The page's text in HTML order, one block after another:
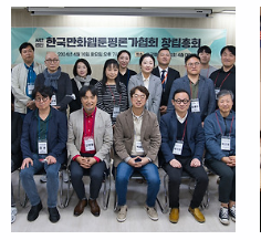
안 등 실무형 자문 기구로서 중추적인
역할을 수행하게 ..
술일까. 아무렇게 마구 그린 그림
을 AI가 유명 작가의 화풍으로 바꿔
준다면. 고전 명작을 AI가 재해석하면
어떤 모습일까.AI가 몰고 온 콘텐츠
산업의 변화상을 한눈에 조망할 수 있
는 행사가 열린다. 오늘(31일) 삼성동
코엑스에서 개막해 2일까지 열리는
‘AI 콘텐츠 페스티벌 2024’다. 문화
체육관광부, 한국콘텐츠진흥원이 ‘AI
로 만나는 새로운 콘텐츠 세상’을 주